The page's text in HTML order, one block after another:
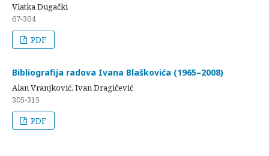
Vlatka Dugački
67-304
PDF
Bibliografija radova Ivana Blaškovića (1965–2008)
Alan Vranjković, Ivan Dragičević
305-315
PDF